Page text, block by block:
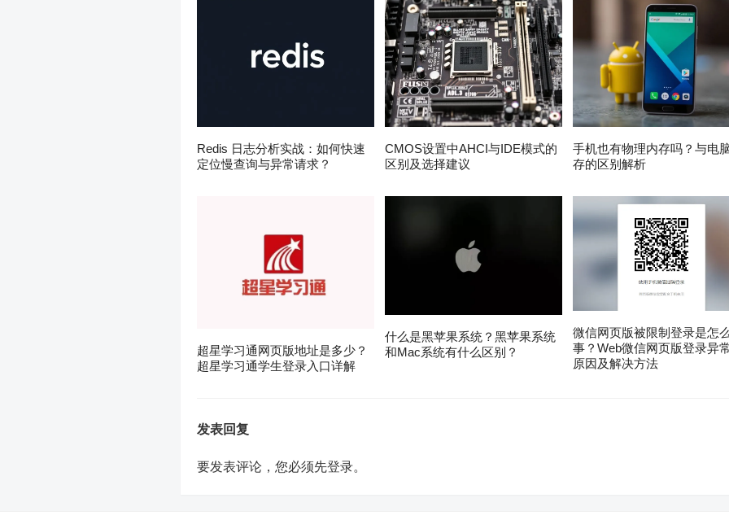
Redis 日志分析实战：如何快速
定位慢查询与异常请求？
CMOS设置中AHCI与IDE模式的
区别及选择建议
手机也有物理内存吗？与电
存的区别解析
超星学习通网页版地址是多少？
超星学习通学生登录入口详解
什么是黑苹果系统？黑苹果系统
和Mac系统有什么区别？
微信网页版被限制登录是怎
事？Web微信网页版登录异
原因及解决方法
发表回复
要发表评论，您必须先登录。